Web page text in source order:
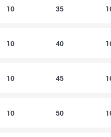
10 35
10 40
10 45
10 50